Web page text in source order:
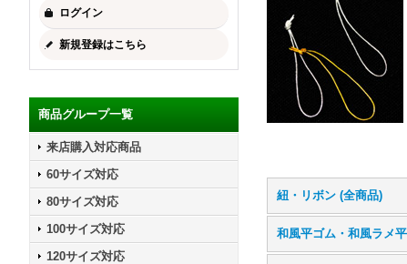
ログイン
新規登録はこちら
商品グループ一覧
来店購入対応商品
60サイズ対応
80サイズ対応
100サイズ対応
120サイズ対応
紐・リボン (全商品)